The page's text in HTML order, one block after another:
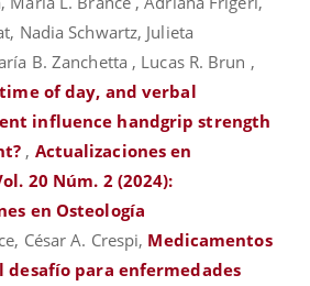
Nadia Schwartz, Julieta
B. Zanchetta , Lucas R. Brun ,
of day, and verbal
influence handgrip strength
, Actualizaciones en
20 Núm. 2 (2024):
en Osteología
César A. Crespi, Medicamentos
desafío para enfermedades